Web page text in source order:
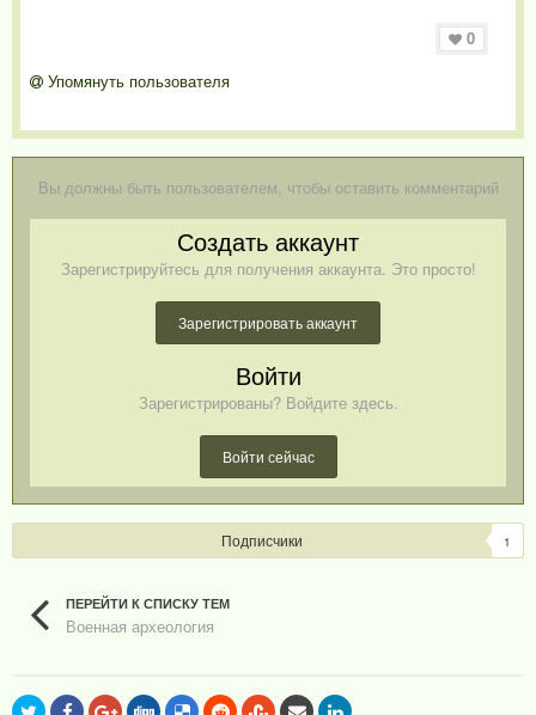
0
Упомянуть пользователя
Вы должны быть пользователем, чтобы оставить комментарий
Создать аккаунт
Зарегистрируйтесь для получения аккаунта. Это просто!
Зарегистрировать аккаунт
Войти
Зарегистрированы? Войдите здесь.
Войти сейчас
Подписчики 1
ПЕРЕЙТИ К СПИСКУ ТЕМ
Военная археология